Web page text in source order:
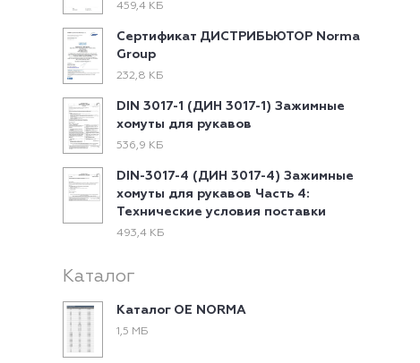
459,4 КБ
Сертификат ДИСТРИБЬЮТОР Norma
Group
232,8 КБ
DIN 3017-1 (ДИН 3017-1) Зажимные
хомуты для рукавов
536,9 КБ
DIN-3017-4 (ДИН 3017-4) Зажимные
хомуты для рукавов Часть 4:
Технические условия поставки
493,4 КБ
Каталог
Каталог ОЕ NORMA
1,5 МБ